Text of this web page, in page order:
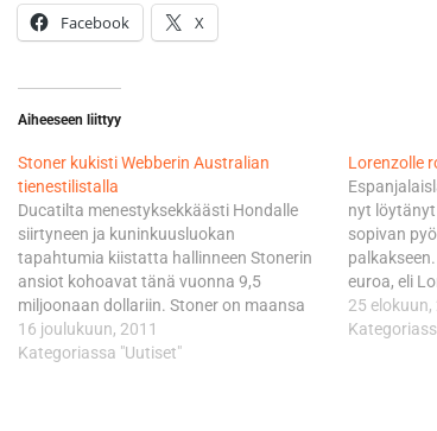
Facebook X
Aiheeseen liittyy
Stoner kukisti Webberin Australian
tienestilistalla
Ducatilta menestyksekkäästi Hondalle
siirtyneen ja kuninkuusluokan
tapahtumia kiistatta hallinneen Stonerin
ansiot kohoavat tänä vuonna 9,5
miljoonaan dollariin. Stoner on maansa
parhaiten palkattu moottoriurheilija, sillä
hän kukisti listalla kolmanneksi
16 joulukuun, 2011
Kategoriassa "Uutiset"
Lorenzolle
nyt
sopivan
euroa, eli
vuodesta
miljoonalla.
25 elokuun,